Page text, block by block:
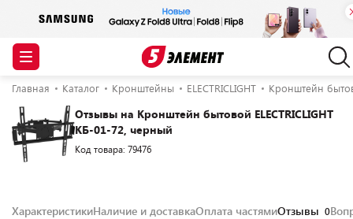
Главная Каталог Кронштейны ELECTRICLIGHT Кронштейн
Отзывы на Кронштейн бытовой ELECTRICLIGHT
КБ-01-72, черный
Код товара: 79476
ХарактеристикиНаличие и доставкаОплата частямиОтзывы 0